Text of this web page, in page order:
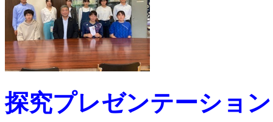
探究プレゼンテーショ